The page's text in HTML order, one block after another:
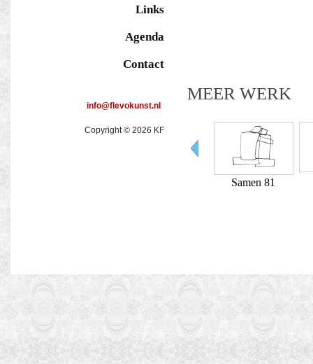
Links
Agenda
Contact
info@flevokunst.nl
Copyright © 2026 KF
MEER WERK
1012